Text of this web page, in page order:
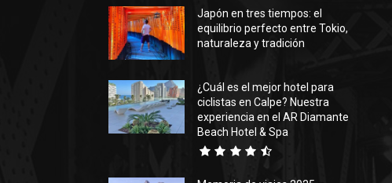
Japón en tres tiempos: el
equilibrio perfecto entre Tokio,
naturaleza y tradición
¿Cuál es el mejor hotel para
ciclistas en Calpe? Nuestra
experiencia en el AR Diamante
Beach Hotel & Spa